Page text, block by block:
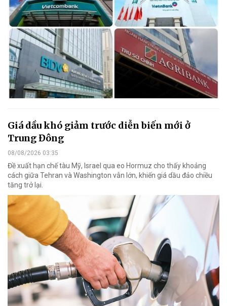
Giá dầu khó giảm trước diễn biến mới ở
Trung Đông
08/08/2026 03:35
Đề xuất hạn chế tàu Mỹ, Israel qua eo Hormuz cho thấy khoảng
cách giữa Tehran và Washington vẫn lớn, khiến giá dầu đảo chiều
tăng trở lại.